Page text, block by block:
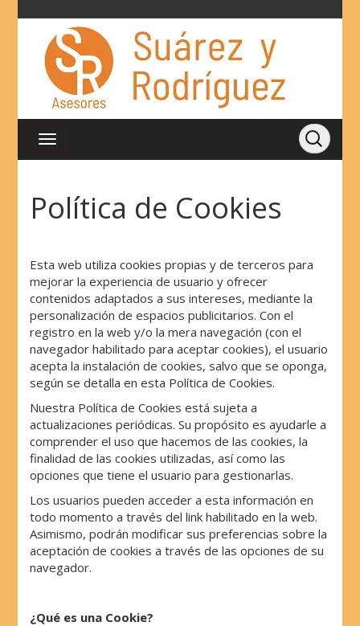
Política de Cookies
Esta web utiliza cookies propias y de terceros para
mejorar la experiencia de usuario y ofrecer
contenidos adaptados a sus intereses, mediante la
personalización de espacios publicitarios. Con el
registro en la web y/o la mera navegación (con el
navegador habilitado para aceptar cookies), el usuario
acepta la instalación de cookies, salvo que se oponga,
según se detalla en esta Política de Cookies.
Nuestra Política de Cookies está sujeta a
actualizaciones periódicas. Su propósito es ayudarle a
comprender el uso que hacemos de las cookies, la
finalidad de las cookies utilizadas, así como las
opciones que tiene el usuario para gestionarlas.
Los usuarios pueden acceder a esta información en
todo momento a través del link habilitado en la web.
Asimismo, podrán modificar sus preferencias sobre la
aceptación de cookies a través de las opciones de su
navegador.
¿Qué es una Cookie?